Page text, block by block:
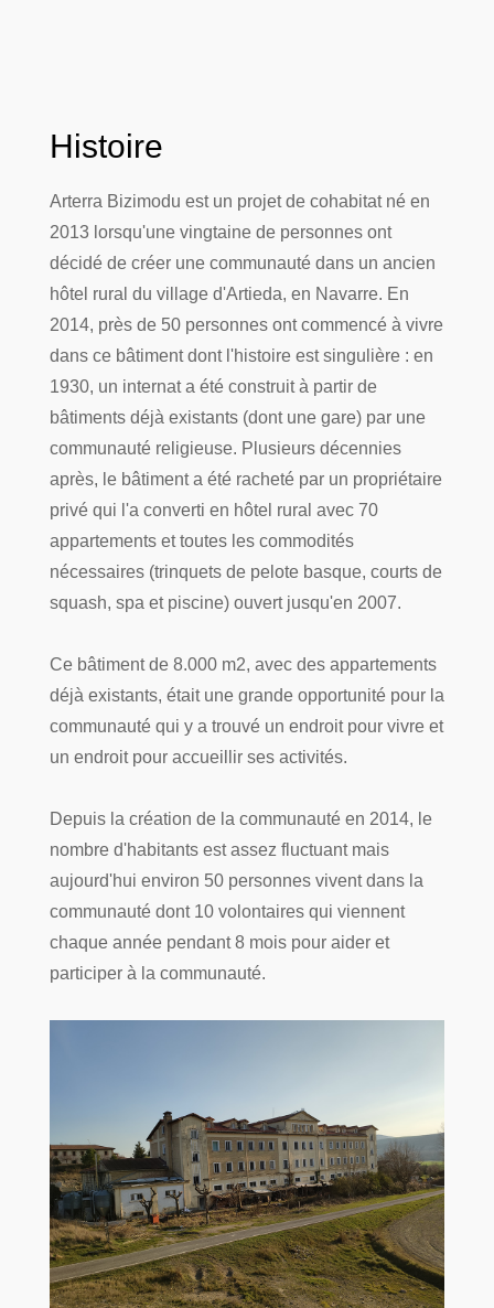
Histoire
Arterra Bizimodu est un projet de cohabitat né en
2013 lorsqu'une vingtaine de personnes ont
décidé de créer une communauté dans un ancien
hôtel rural du village d'Artieda, en Navarre. En
2014, près de 50 personnes ont commencé à vivre
dans ce bâtiment dont l'histoire est singulière : en
1930, un internat a été construit à partir de
bâtiments déjà existants (dont une gare) par une
communauté religieuse. Plusieurs décennies
après, le bâtiment a été racheté par un propriétaire
privé qui l'a converti en hôtel rural avec 70
appartements et toutes les commodités
nécessaires (trinquets de pelote basque, courts de
squash, spa et piscine) ouvert jusqu'en 2007.
Ce bâtiment de 8.000 m2, avec des appartements
déjà existants, était une grande opportunité pour la
communauté qui y a trouvé un endroit pour vivre et
un endroit pour accueillir ses activités.
Depuis la création de la communauté en 2014, le
nombre d'habitants est assez fluctuant mais
aujourd'hui environ 50 personnes vivent dans la
communauté dont 10 volontaires qui viennent
chaque année pendant 8 mois pour aider et
participer à la communauté.